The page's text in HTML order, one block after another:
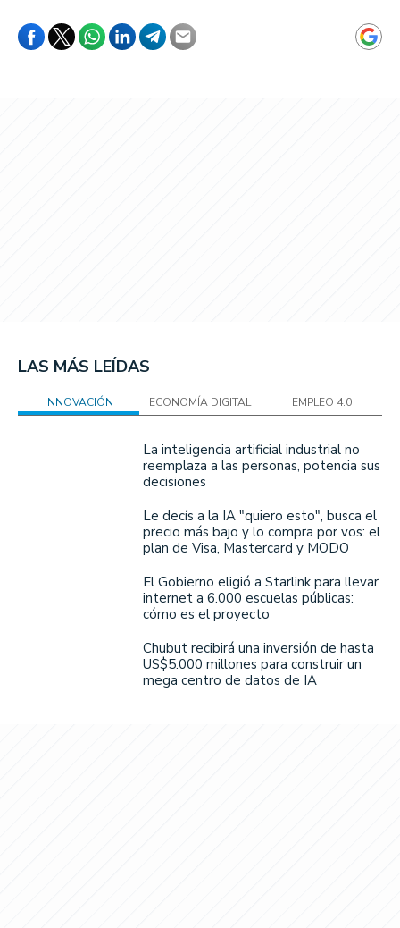
LAS MÁS LEÍDAS
INNOVACIÓN ECONOMÍA DIGITAL EMPLEO 4.0
La inteligencia artificial industrial no
reemplaza a las personas, potencia sus
decisiones
Le decís a la IA "quiero esto", busca el
precio más bajo y lo compra por vos: el
plan de Visa, Mastercard y MODO
El Gobierno eligió a Starlink para llevar
internet a 6.000 escuelas públicas:
cómo es el proyecto
Chubut recibirá una inversión de hasta
US$5.000 millones para construir un
mega centro de datos de IA